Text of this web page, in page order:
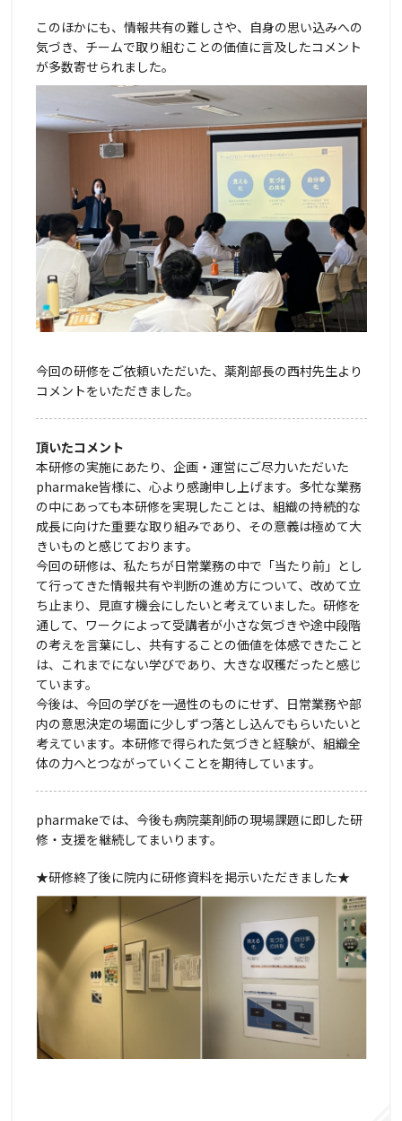
このほかにも、情報共有の難しさや、自身の思い込みへの
気づき、チームで取り組むことの価値に言及したコメント
が多数寄せられました。
今回の研修をご依頼いただいた、薬剤部長の西村先生より
コメントをいただきました。
頂いたコメント
本研修の実施にあたり、企画・運営にご尽力いただいた
pharmake皆様に、心より感謝申し上げます。多忙な業務
の中にあっても本研修を実現したことは、組織の持続的な
成長に向けた重要な取り組みであり、その意義は極めて大
きいものと感じております。
今回の研修は、私たちが日常業務の中で「当たり前」とし
て行ってきた情報共有や判断の進め方について、改めて立
ち止まり、見直す機会にしたいと考えていました。研修を
通して、ワークによって受講者が小さな気づきや途中段階
の考えを言葉にし、共有することの価値を体感できたこと
は、これまでにない学びであり、大きな収穫だったと感じ
ています。
今後は、今回の学びを一過性のものにせず、日常業務や部
内の意思決定の場面に少しずつ落とし込んでもらいたいと
考えています。本研修で得られた気づきと経験が、組織全
体の力へとつながっていくことを期待しています。
pharmakeでは、今後も病院薬剤師の現場課題に即した研
修・支援を継続してまいります。
★研修終了後に院内に研修資料を掲示いただきました★